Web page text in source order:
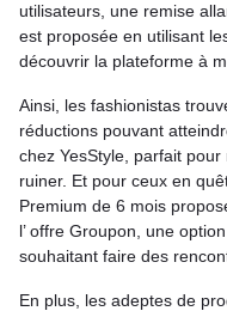
utilisateurs, une remise
est proposée en utilisant
découvrir la plateforme à
Ainsi, les fashionistas
réductions pouvant
chez YesStyle, parfait
ruiner. Et pour ceux en
Premium de 6 mois
l’ offre Groupon, une
souhaitant faire des
En plus, les adeptes de